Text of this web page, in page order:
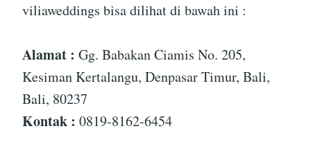
viliaweddings bisa dilihat di bawah ini :
Alamat : Gg. Babakan Ciamis No. 205,
Kesiman Kertalangu, Denpasar Timur, Bali,
Bali, 80237
Kontak : 0819-8162-6454